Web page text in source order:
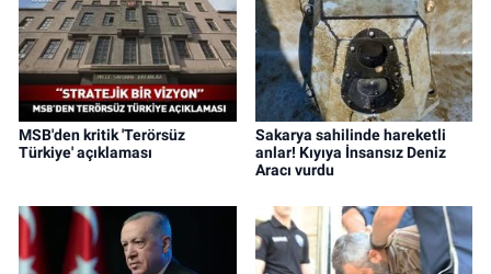
MSB'den kritik 'Terörsüz
Türkiye' açıklaması
Sakarya sahilinde hareketli
anlar! Kıyıya İnsansız Deniz
Aracı vurdu